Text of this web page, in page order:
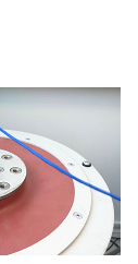
率10％）
引率20％）
率25％）
引率30％）